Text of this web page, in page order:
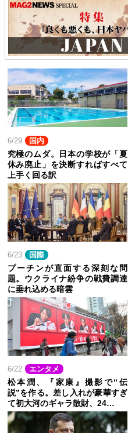
6/29 国内
究極のムダ。日本の学校が「夏
休み廃止」を決断すればすべて
上手く回る訳
6/23 国際
プーチンが直面する深刻な問
題。ウクライナ紛争の戦費調達
に垂れ込める暗雲
6/22 エンタメ
松本潤、『家康』撮影で“伝
説”を作る。差し入れが豪華すぎ
て初大河のギャラ散財、24…